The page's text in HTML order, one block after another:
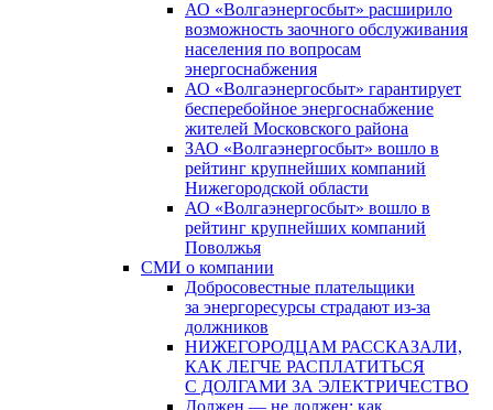
АО «Волгаэнергосбыт» расширило
возможность заочного обслуживания
населения по вопросам
энергоснабжения
АО «Волгаэнергосбыт» гарантирует
бесперебойное энергоснабжение
жителей Московского района
ЗАО «Волгаэнергосбыт» вошло в
рейтинг крупнейших компаний
Нижегородской области
АО «Волгаэнергосбыт» вошло в
рейтинг крупнейших компаний
Поволжья
СМИ о компании
Добросовестные плательщики
за энергоресурсы страдают из-за
должников
НИЖЕГОРОДЦАМ РАССКАЗАЛИ,
КАК ЛЕГЧЕ РАСПЛАТИТЬСЯ
С ДОЛГАМИ ЗА ЭЛЕКТРИЧЕСТВО